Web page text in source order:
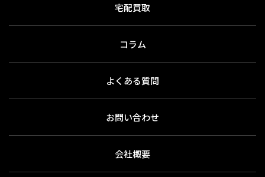
宅配買取
コラム
よくある質問
お問い合わせ
会社概要